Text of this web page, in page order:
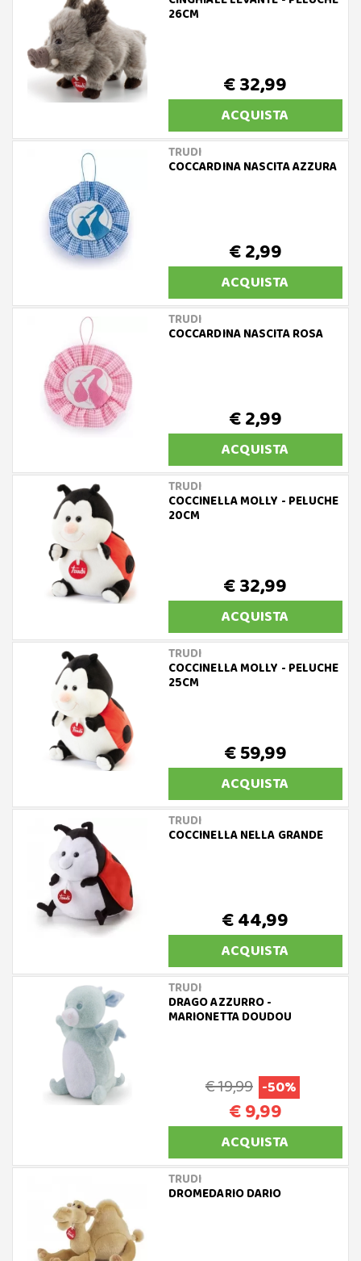
26CM
€ 32,99
ACQUISTA
TRUDI
COCCARDINA NASCITA AZZURA
€ 2,99
ACQUISTA
TRUDI
COCCARDINA NASCITA ROSA
€ 2,99
ACQUISTA
TRUDI
COCCINELLA MOLLY - PELUCHE
20CM
€ 32,99
ACQUISTA
TRUDI
COCCINELLA MOLLY - PELUCHE
25CM
€ 59,99
ACQUISTA
TRUDI
COCCINELLA NELLA GRANDE
€ 44,99
ACQUISTA
TRUDI
DRAGO AZZURRO -
MARIONETTA DOUDOU
€ 19,99 -50%
€ 9,99
ACQUISTA
TRUDI
DROMEDARIO DARIO